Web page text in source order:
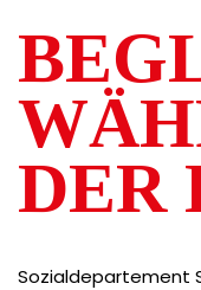
DER
Sozialdepartement